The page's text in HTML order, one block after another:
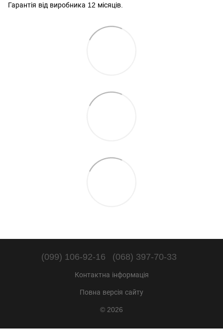
Гарантія від виробника 12 місяців.
(099) 106-92-16 (068) 397-70-33
Контактна інформація
Повна версія сайту
© 2026